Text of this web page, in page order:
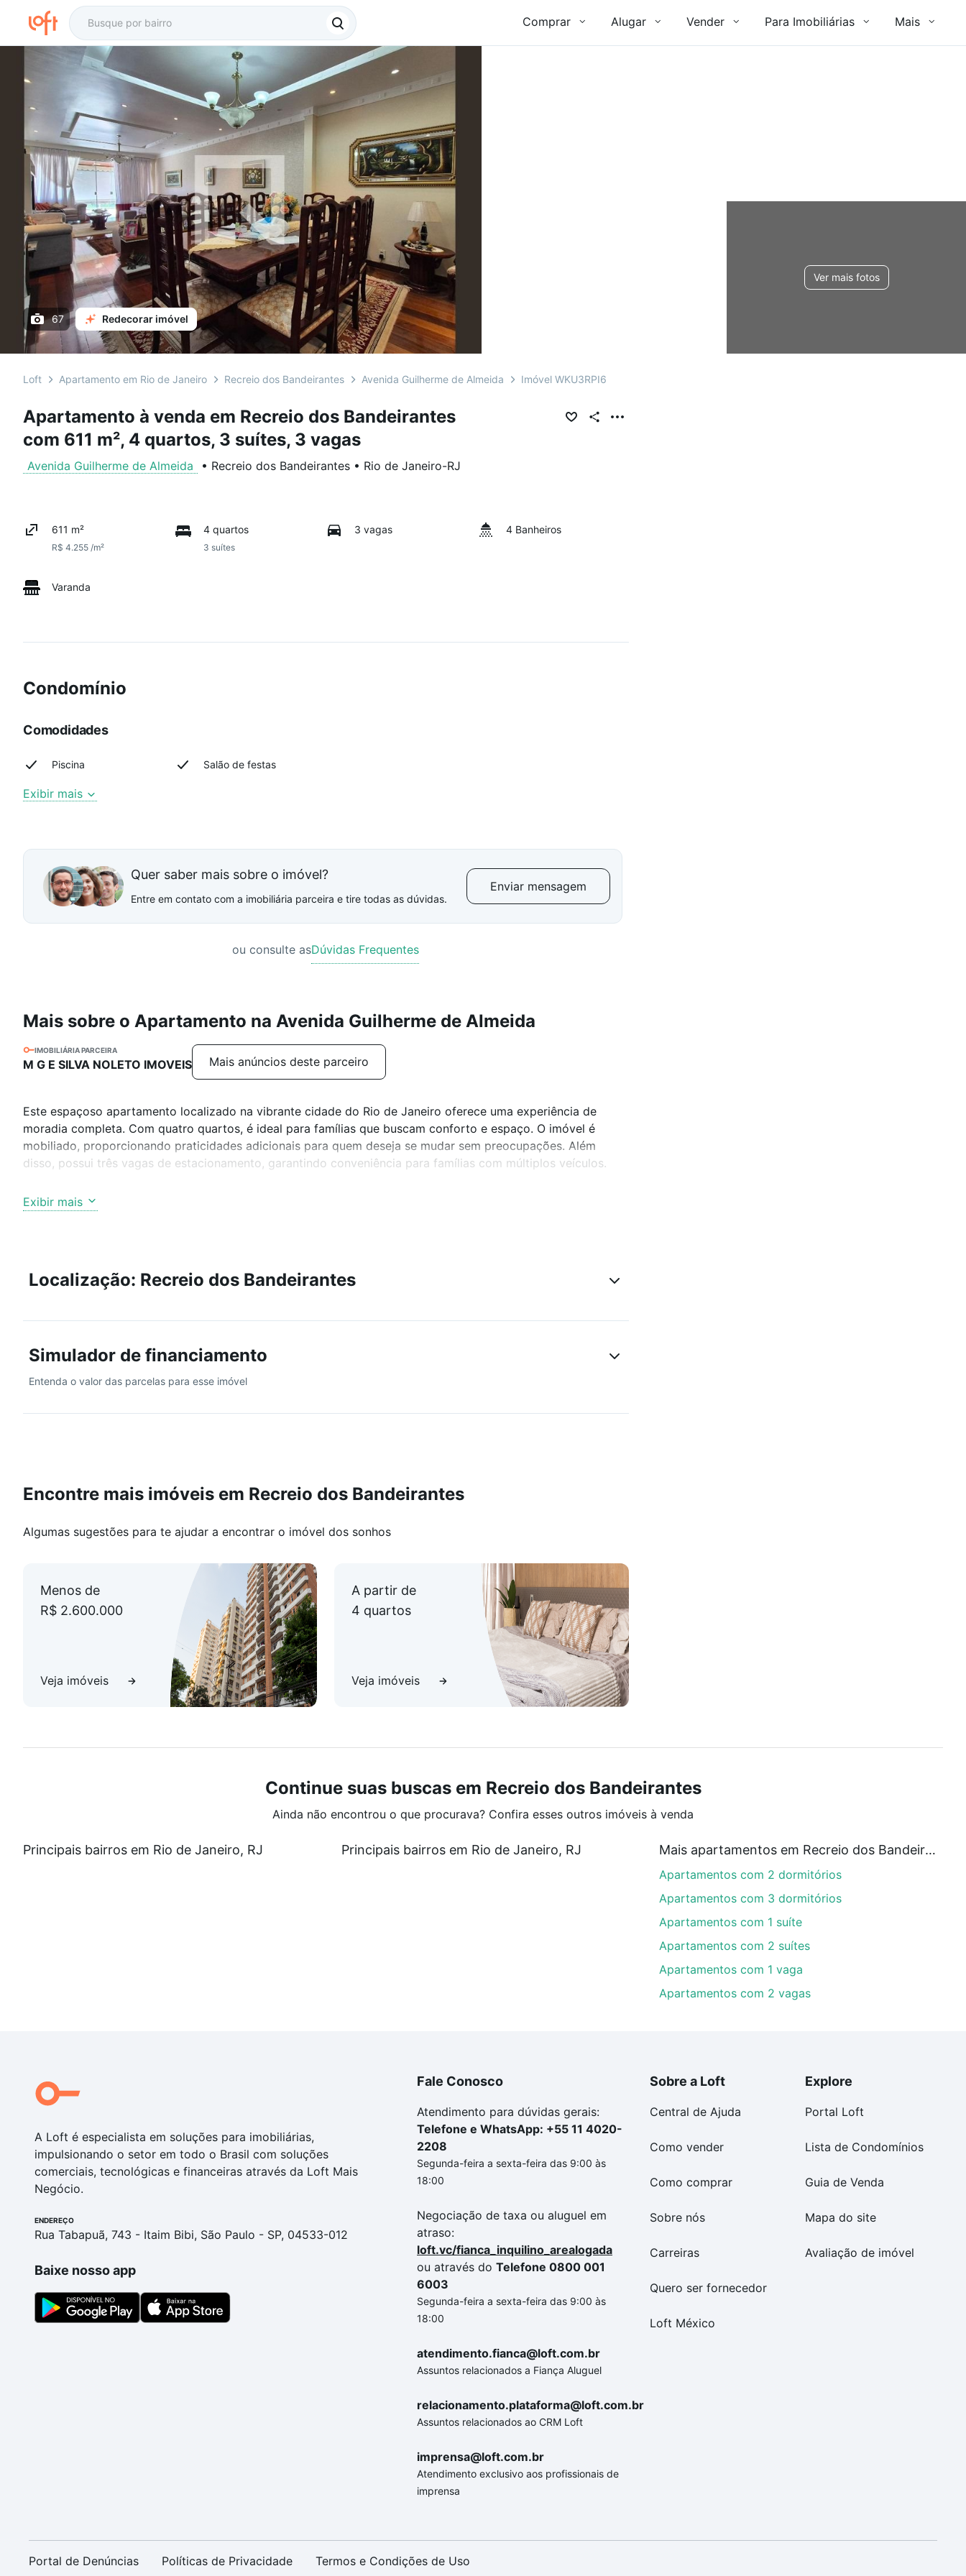
Comprar Alugar Vender Para Imobiliárias Mais
Ver mais fotos
67 Redecorar imóvel
Loft Apartamento em Rio de Janeiro Recreio dos Bandeirantes Avenida Guilherme de Almeida Imóvel WKU3RPI6
Apartamento à venda em Recreio dos Bandeirantes
com 611 m², 4 quartos, 3 suítes, 3 vagas
Avenida Guilherme de Almeida • Recreio dos Bandeirantes • Rio de Janeiro-RJ
611 m²
R$ 4.255 /m²
4 quartos
3 suítes
3 vagas 4 Banheiros
Varanda
Condomínio
Comodidades
Piscina Salão de festas
Exibir mais
Quer saber mais sobre o imóvel?
Entre em contato com a imobiliária parceira e tire todas as dúvidas.
Enviar mensagem
ou consulte asDúvidas Frequentes
Mais sobre o Apartamento na Avenida Guilherme de Almeida
IMOBILIÁRIA PARCEIRA
M G E SILVA NOLETO IMOVEIS Mais anúncios deste parceiro
Este espaçoso apartamento localizado na vibrante cidade do Rio de Janeiro oferece uma experiência de
moradia completa. Com quatro quartos, é ideal para famílias que buscam conforto e espaço. O imóvel é
mobiliado, proporcionando praticidades adicionais para quem deseja se mudar sem preocupações. Além
disso, possui três vagas de estacionamento, garantindo conveniência para famílias com múltiplos veículos.
Entre as comodidades do apartamento, destacam-se uma ampla varanda, perfeita para momentos de
relaxamento ou confraternizações, e a possibilidade de ter animais de estimação, tornando-o um lar
tranquilidades em termos de atendimento médico, e várias opções de lazer ao ar livre, como o Parque
diversas oportunidades para atividades ao ar livre e contato com a natureza, ideais para finais de semana em
busca um lar confortável, bem localizado e repleto de comodidades.
Exibir mais
Localização: Recreio dos Bandeirantes
Simulador de financiamento
Entenda o valor das parcelas para esse imóvel
Encontre mais imóveis em Recreio dos Bandeirantes
Algumas sugestões para te ajudar a encontrar o imóvel dos sonhos
Menos de
R$ 2.600.000
Veja imóveis
A partir de
4 quartos
Veja imóveis
Continue suas buscas em Recreio dos Bandeirantes
Ainda não encontrou o que procurava? Confira esses outros imóveis à venda
Principais bairros em Rio de Janeiro, RJ Principais bairros em Rio de Janeiro, RJ Mais apartamentos em Recreio dos Bandeirantes
Apartamentos com 2 dormitórios
Apartamentos com 3 dormitórios
Apartamentos com 1 suíte
Apartamentos com 2 suítes
Apartamentos com 1 vaga
Apartamentos com 2 vagas
A Loft é especialista em soluções para imobiliárias,
impulsionando o setor em todo o Brasil com soluções
comerciais, tecnológicas e financeiras através da Loft Mais
Negócio.
ENDEREÇO
Rua Tabapuã, 743 - Itaim Bibi, São Paulo - SP, 04533-012
Baixe nosso app
Fale Conosco
Atendimento para dúvidas gerais:
Telefone e WhatsApp: +55 11 4020-
2208
Segunda-feira a sexta-feira das 9:00 às
18:00
Negociação de taxa ou aluguel em
atraso:
loft.vc/fianca_inquilino_arealogada
ou através do Telefone 0800 001
6003
Segunda-feira a sexta-feira das 9:00 às
18:00
atendimento.fianca@loft.com.br
Assuntos relacionados a Fiança Aluguel
relacionamento.plataforma@loft.com.br
Assuntos relacionados ao CRM Loft
imprensa@loft.com.br
Atendimento exclusivo aos profissionais de
imprensa
Sobre a Loft
Central de Ajuda
Como vender
Como comprar
Sobre nós
Carreiras
Quero ser fornecedor
Loft México
Explore
Portal Loft
Lista de Condomínios
Guia de Venda
Mapa do site
Avaliação de imóvel
Portal de Denúncias Políticas de Privacidade Termos e Condições de Uso